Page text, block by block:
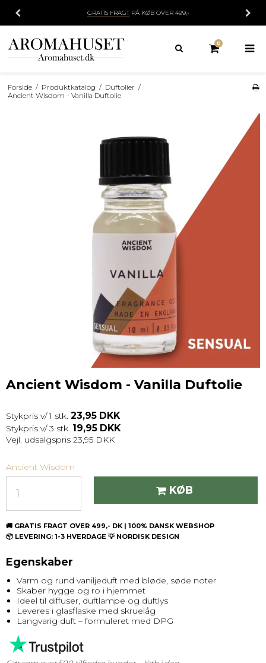
FRAGT PÅ KØB OVER 499,-
0
Forside / Produktkatalog / Duftolier /
Ancient Wisdom - Vanilla Duftolie
Ancient Wisdom - Vanilla Duftolie
Stykpris v/ 1 stk. 23,95 DKK
Stykpris v/ 3 stk. 19,95 DKK
Vejl. udsalgspris 23,95 DKK
Ancient Wisdom
KØB
🚚 GRATIS FRAGT OVER 499,- DK | 100% DANSK WEBSHOP
📦 LEVERING: 1-3 HVERDAGE 💡 NORDISK DESIGN
Egenskaber
Varm og rund vaniljeduft med bløde, søde noter
Skaber hygge og ro i hjemmet
Ideel til diffuser, duftlampe og duftlys
Leveres i glasflaske med skruelåg
Langvarig duft – formuleret med DPG